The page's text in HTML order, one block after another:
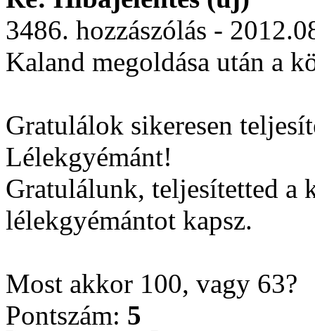
3486. hozzászólás -
Kaland megoldása után a
Gratulálok sikeresen
Lélekgyémánt!
Gratulálunk, teljesítetted a
lélekgyémántot kapsz.
Most akkor 100, vagy 63?
Pontszám: 5